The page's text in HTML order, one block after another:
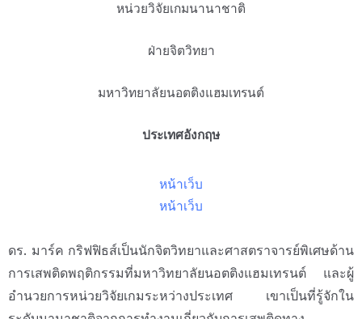
หน่วยวิจัยเกมนานาชาติ
ฝ่ายจิตวิทยา
มหาวิทยาลัยนอตติงแฮมเทรนต์
ประเทศอังกฤษ
หน้าเว็บ
หน้าเว็บ
ดร. มาร์ค กริฟฟิธส์เป็นนักจิตวิทยาและศาสตราจารย์พิเศษด้าน
การเสพติดพฤติกรรมที่มหาวิทยาลัยนอตติงแฮมเทรนต์ และผู้
อำนวยการหน่วยวิจัยเกมระหว่างประเทศ เขาเป็นที่รู้จักใน